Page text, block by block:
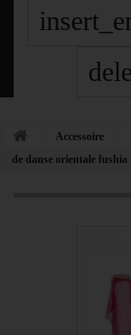
Accessoire
de danse orientale fushia